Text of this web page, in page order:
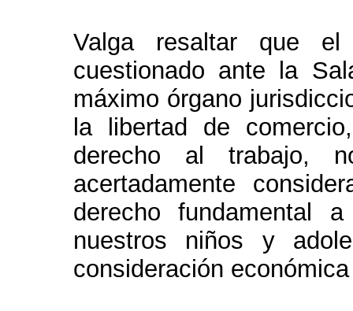
Valga resaltar que
cuestionado ante la
máximo órgano
la libertad de
derecho al trabajo,
acertadamente
derecho fundamental
nuestros niños y
consideración